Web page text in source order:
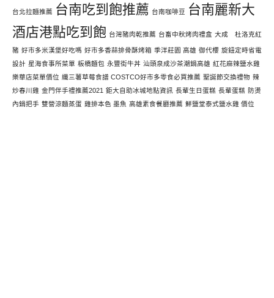
台北拉麵推薦 台南吃到飽推薦 台南咖啡豆 台南麗新大
酒店港點吃到飽 台灣豬肉乾推薦 台畜中秋烤肉禮盒 大成 杜洛克紅
豬 好市多米漢堡好吃嗎 好市多香蒜排骨酥烤箱 季洋莊園 高雄 御代櫻 旋鈕定時省電
設計 星海食事所菜單 板橋麵包 永豐街牛丼 汕頭泉成沙茶潮鍋高雄 紅花麻辣鹽水雞
樂華店菜單價位 纖三薯草莓食譜 COSTCO好市多零食必買推薦 聖誕節交換禮物 辣
炒春川雞 金門伴手禮推薦2021 鉅大自助冰城地點資訊 長輩生日蛋糕 長輩蛋糕 防燙
內鍋把手 雙營涼麵蒸蛋 雞排本色 墨魚 高雄素食餐廳推薦 鮮鹽堂泰式鹽水雞 價位